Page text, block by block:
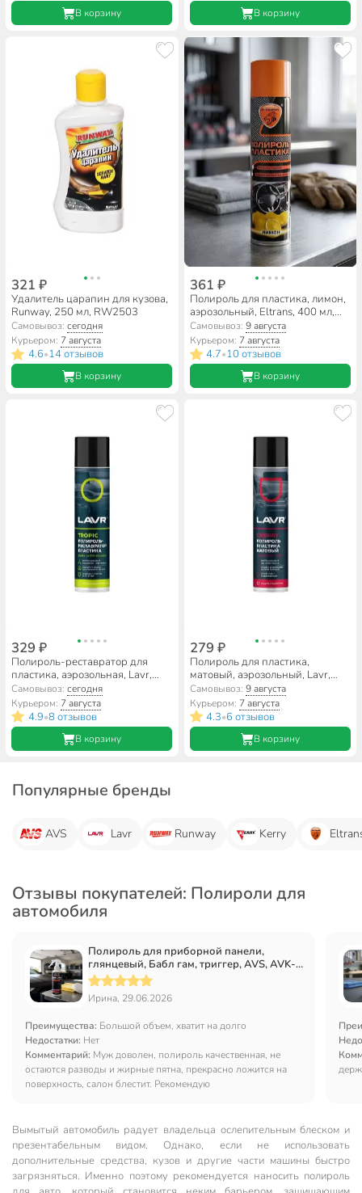
В корзину В корзину
321 ₽
Удалитель царапин для кузова,
Runway, 250 мл, RW2503
Самовывоз:сегодня
Курьером: 7 августа
4.6•14 отзывов
В корзину
361 ₽
Полироль для пластика, лимон,
аэрозольный, Eltrans, 400 мл,
EL-0802.18
Самовывоз: 9 августа
Курьером: 7 августа
4.7•10 отзывов
В корзину
329 ₽
Полироль-реставратор для
пластика, аэрозольная, Lavr,
Tropic, 400 мл, Ln2437
Самовывоз:сегодня
Курьером: 7 августа
4.9•8 отзывов
В корзину
279 ₽
Полироль для пластика,
матовый, аэрозольный, Lavr,
Cherry, 400 мл, Ln2436
Самовывоз: 9 августа
Курьером: 7 августа
4.3•6 отзывов
В корзину
Популярные бренды
AVS Lavr Runway Kerry
Отзывы покупателей: Полироли для
автомобиля
Полироль для приборной панели,
глянцевый, Бабл гам, триггер, AVS, AVK-
619, 250 мл, A07585S
Ирина, 29.06.2026
Преимущества: Большой объем, хватит на долго
Недостатки: Нет
Комментарий: Муж доволен, полироль качественная, не
остаются разводы и жирные пятна, прекрасно ложится на
поверхность, салон блестит. Рекомендую
Вымытый автомобиль радует владельца ослепительным блеском и
презентабельным видом. Однако, если не использовать
дополнительные средства, кузов и другие части машины быстро
загрязняться. Именно поэтому рекомендуется наносить полироль